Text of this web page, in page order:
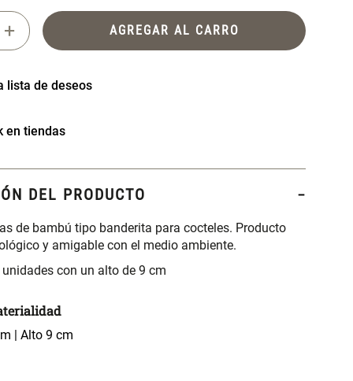
+ AGREGAR AL CARRO
en tiendas
DEL PRODUCTO
de bambú tipo banderita para cocteles. Producto
y amigable con el medio ambiente.
con un alto de 9 cm
| Alto 9 cm